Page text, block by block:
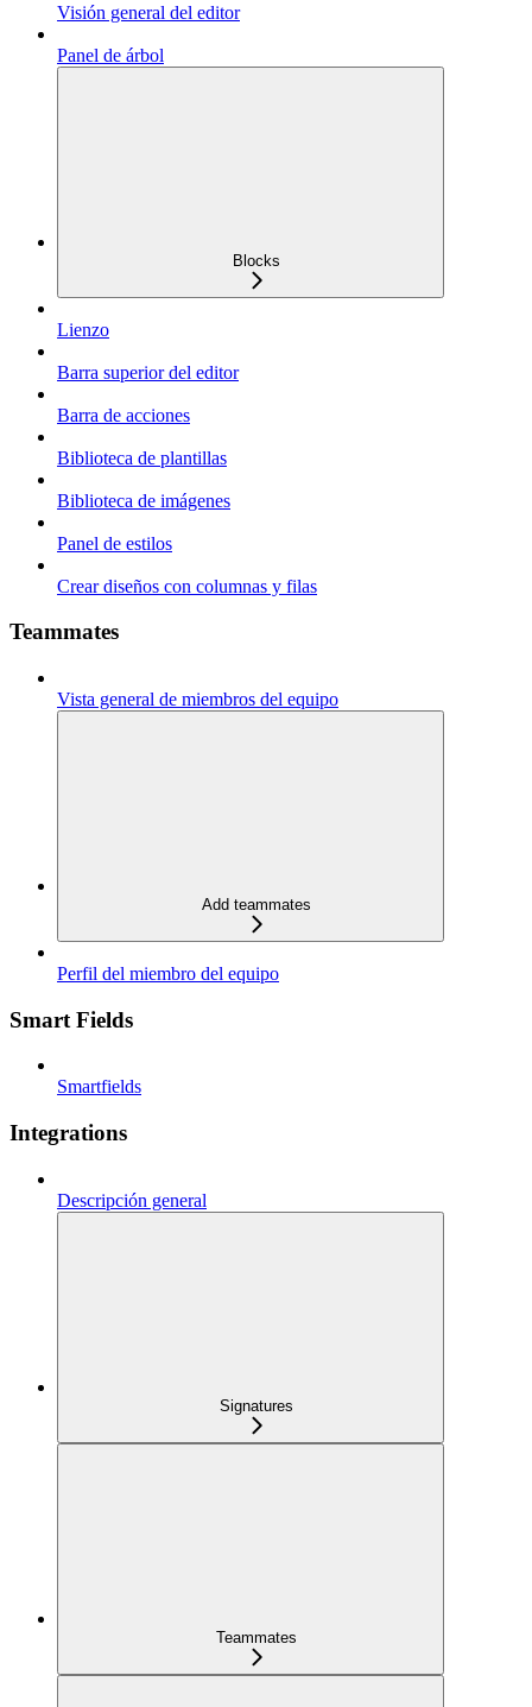
Visión general del editor
Panel de árbol
Blocks
Lienzo
Barra superior del editor
Barra de acciones
Biblioteca de plantillas
Biblioteca de imágenes
Panel de estilos
Crear diseños con columnas y filas
Teammates
Vista general de miembros del equipo
Add teammates
Perfil del miembro del equipo
Smart Fields
Smartfields
Integrations
Descripción general
Signatures
Teammates